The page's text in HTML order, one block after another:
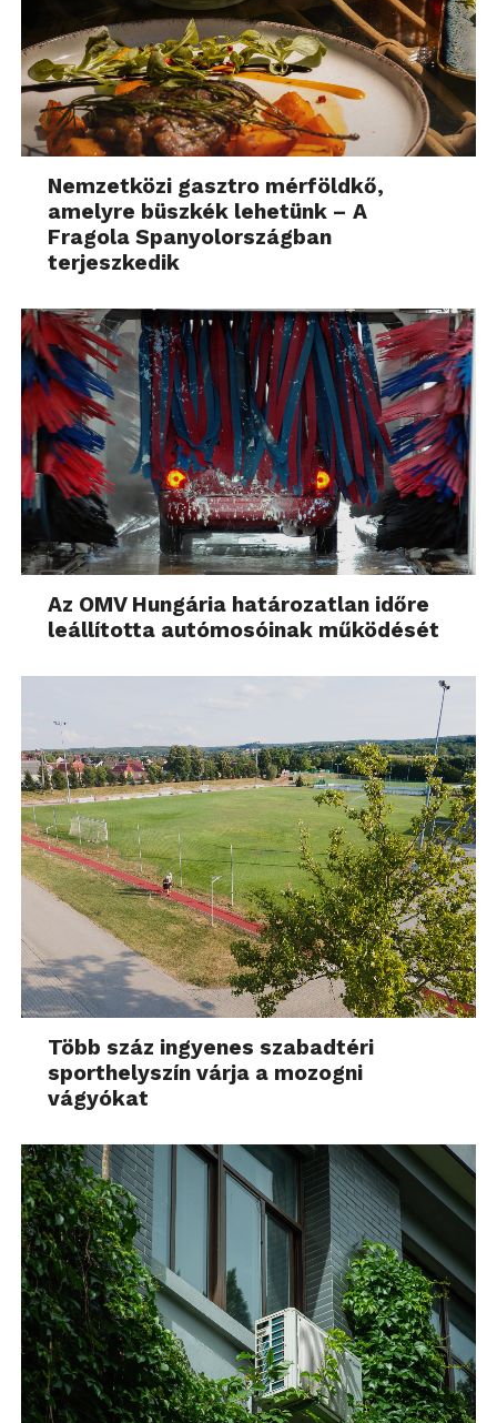
Nemzetközi gasztro mérföldkő,
amelyre büszkék lehetünk – A
Fragola Spanyolországban
terjeszkedik
Az OMV Hungária határozatlan időre
leállította autómosóinak működését
Több száz ingyenes szabadtéri
sporthelyszín várja a mozogni
vágyókat